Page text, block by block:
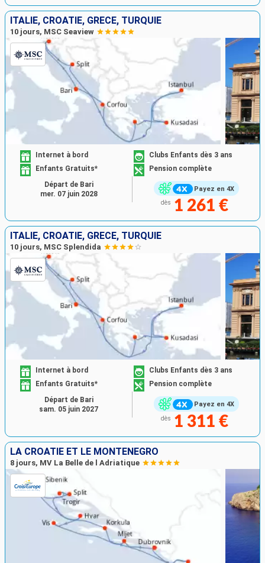
ITALIE, CROATIE, GRÈCE, TURQUIE
10 jours, MSC Seaview
Payez en 4X
Internet à bord
Clubs Enfants dès 3 ans
Enfants Gratuits*
Pension complète
dès 1 261 €
Départ de Bari
mer. 07 juin 2028
ITALIE, CROATIE, GRÈCE, TURQUIE
10 jours, MSC Splendida
Payez en 4X
Internet à bord
Clubs Enfants dès 3 ans
Enfants Gratuits*
Pension complète
dès 1 311 €
Départ de Bari
sam. 05 juin 2027
LA CROATIE ET LE MONTÉNÉGRO
8 jours, MV La Belle de l Adriatique